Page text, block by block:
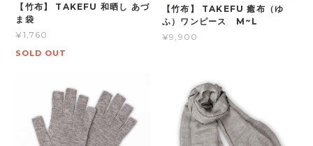
【竹布】 TAKEFU 和晒し あづ
ま袋
¥1,760
SOLD OUT
【竹布】 TAKEFU 癒布（ゆ
ふ）ワンピース M~L
¥9,900